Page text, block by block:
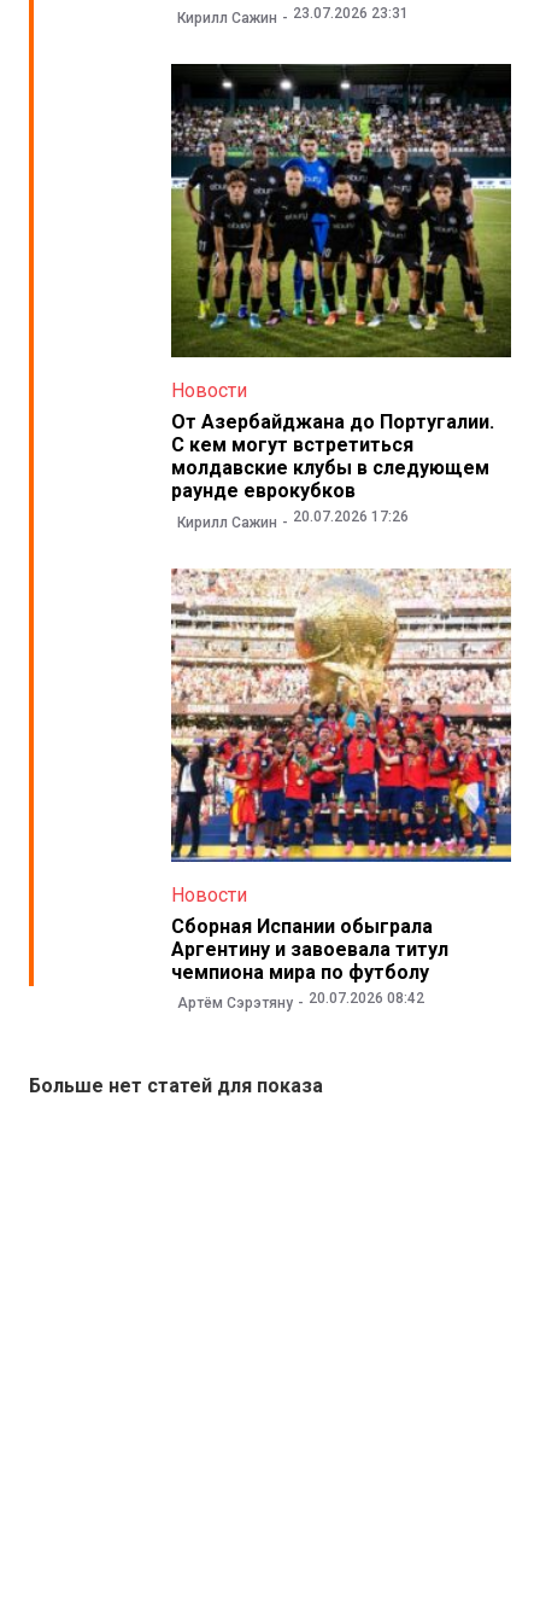
Кирилл Сажин 23.07.2026 23:31
Новости
От Азербайджана до Португалии.
С кем могут встретиться
молдавские клубы в следующем
раунде еврокубков
Кирилл Сажин 20.07.2026 17:26
Новости
Сборная Испании обыграла
Аргентину и завоевала титул
чемпиона мира по футболу
Артём Сэрэтяну 20.07.2026 08:42
Больше нет статей для показа